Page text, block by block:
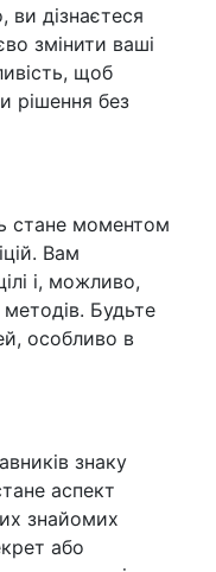
ви дізнаєтеся
змінити ваші
щоб
рішення без
стане моментом
Вам
і, можливо,
Будьте
особливо в
знаку
аспект
знайомих
або